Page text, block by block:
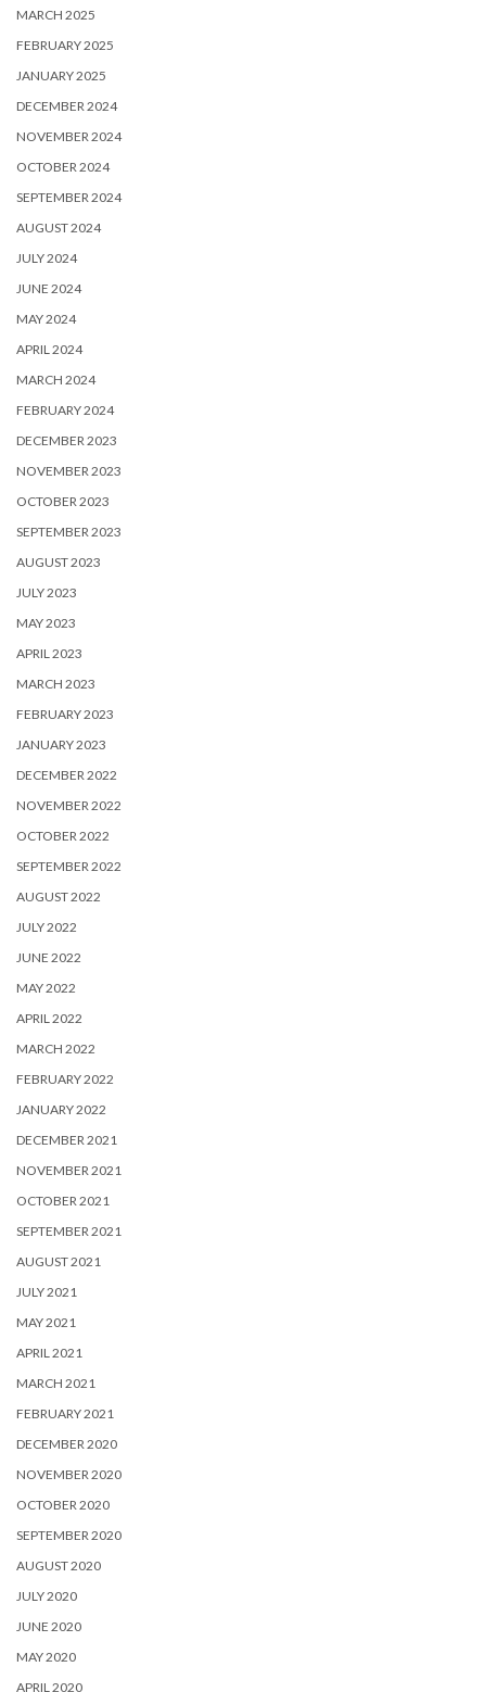
MARCH 2025
FEBRUARY 2025
JANUARY 2025
DECEMBER 2024
NOVEMBER 2024
OCTOBER 2024
SEPTEMBER 2024
AUGUST 2024
JULY 2024
JUNE 2024
MAY 2024
APRIL 2024
MARCH 2024
FEBRUARY 2024
DECEMBER 2023
NOVEMBER 2023
OCTOBER 2023
SEPTEMBER 2023
AUGUST 2023
JULY 2023
MAY 2023
APRIL 2023
MARCH 2023
FEBRUARY 2023
JANUARY 2023
DECEMBER 2022
NOVEMBER 2022
OCTOBER 2022
SEPTEMBER 2022
AUGUST 2022
JULY 2022
JUNE 2022
MAY 2022
APRIL 2022
MARCH 2022
FEBRUARY 2022
JANUARY 2022
DECEMBER 2021
NOVEMBER 2021
OCTOBER 2021
SEPTEMBER 2021
AUGUST 2021
JULY 2021
MAY 2021
APRIL 2021
MARCH 2021
FEBRUARY 2021
DECEMBER 2020
NOVEMBER 2020
OCTOBER 2020
SEPTEMBER 2020
AUGUST 2020
JULY 2020
JUNE 2020
MAY 2020
APRIL 2020